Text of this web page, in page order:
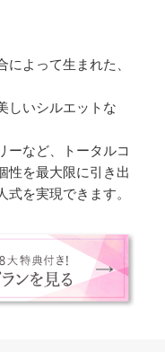
によって生まれた、
しいシルエットな
ーなど、トータルコ
性を最大限に引き出
式を実現できます。